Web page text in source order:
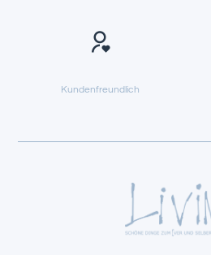
Kundenfreundlich